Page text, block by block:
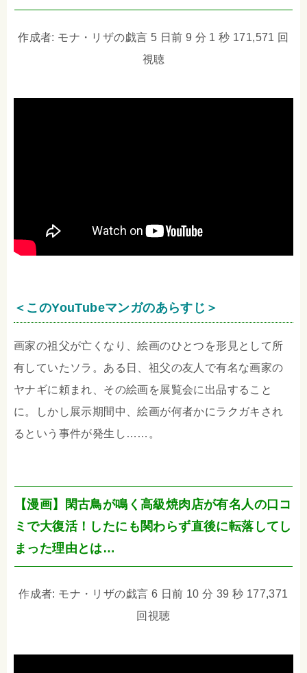
作成者: モナ・リザの戯言 5 日前 9 分 1 秒 171,571 回
視聴
＜このYouTubeマンガのあらすじ＞
画家の祖父が亡くなり、絵画のひとつを形見として所
有していたソラ。ある日、祖父の友人で有名な画家の
ヤナギに頼まれ、その絵画を展覧会に出品すること
に。しかし展示期間中、絵画が何者かにラクガキされ
るという事件が発生し……。
【漫画】閑古鳥が鳴く高級焼肉店が有名人の口コ
ミで大復活！したにも関わらず直後に転落してし
まった理由とは…
作成者: モナ・リザの戯言 6 日前 10 分 39 秒 177,371
回視聴